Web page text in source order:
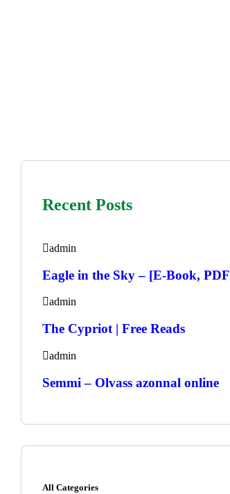
Recent Posts
admin
Eagle in the Sky – [E-Book,
admin
The Cypriot | Free Reads
admin
Semmi – Olvass azonnal online
All Categories